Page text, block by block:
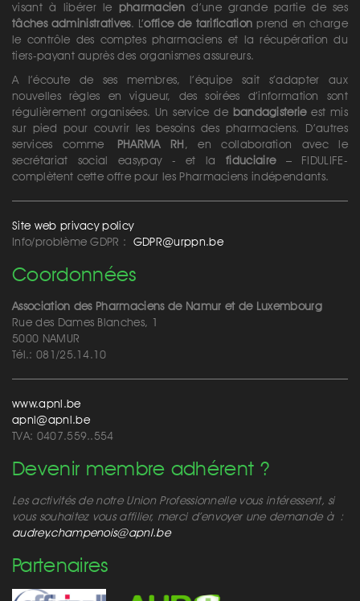
visant à libérer le pharmacien d’une grande partie de ses
tâches administratives. L’office de tarification prend en charge
le contrôle des comptes pharmaciens et la récupération du
tiers-payant auprès des organismes assureurs.
A l’écoute de ses membres, l’équipe sait s’adapter aux
nouvelles règles en vigueur, des soirées d’information sont
régulièrement organisées. Un service de bandagisterieest mis
sur pied pour couvrir les besoins des pharmaciens. D’autres
services comme PHARMA RH, en collaboration avec le
secrétariat social easypay - et lafiduciaire– FIDULIFE-
complètent cette offre pour les Pharmaciens indépendants.
Site web privacy policy
Info/problème GDPR : GDPR@urppn.be
Coordonnées
Association des Pharmaciens de Namur et de Luxembourg
Rue des Dames Blanches, 1
5000 NAMUR
Tél.: 081/25.14.10
www.apnl.be
apnl@apnl.be
TVA: 0407.559..554
Devenir membre adhérent ?
Les activités de notre Union Professionnelle vous intéressent, si
vous souhaitez vous affilier, merci d’envoyer une demande à :
audrey.champenois@apnl.be
Partenaires